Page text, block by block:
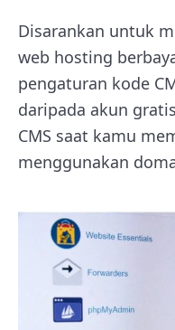
Disarankan untuk
web hosting
pengaturan kode
daripada akun
CMS saat kamu
menggunakan